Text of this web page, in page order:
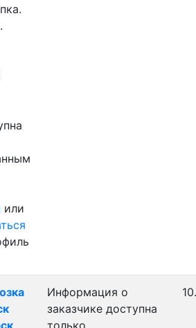
или
Информация о
заказчике доступна
только